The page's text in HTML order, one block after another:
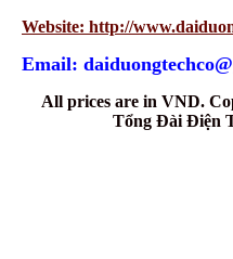
Website: http://
Email:
All prices are in VND.
Tổng Đài Điện